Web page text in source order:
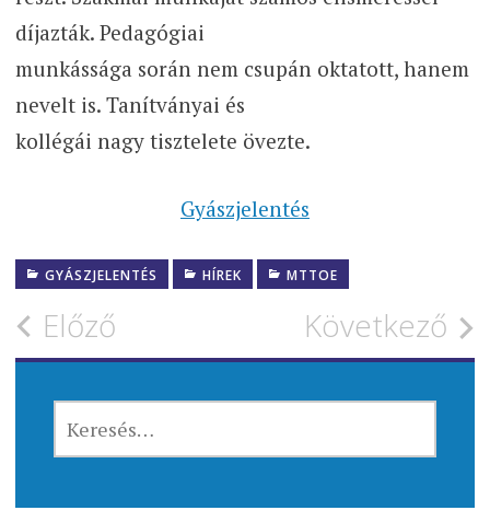
díjazták. Pedagógiai
munkássága során nem csupán oktatott, hanem
nevelt is. Tanítványai és
kollégái nagy tisztelete övezte.
Gyászjelentés
GYÁSZJELENTÉS HÍREK MTTOE
Bejegyzés
navigáció
Előző Következő